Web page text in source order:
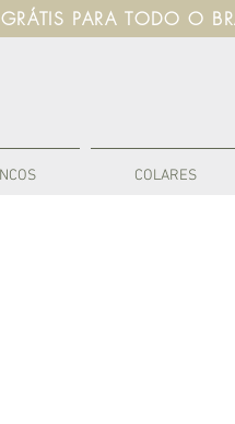
GRÁTIS PARA TODO O
COLARES